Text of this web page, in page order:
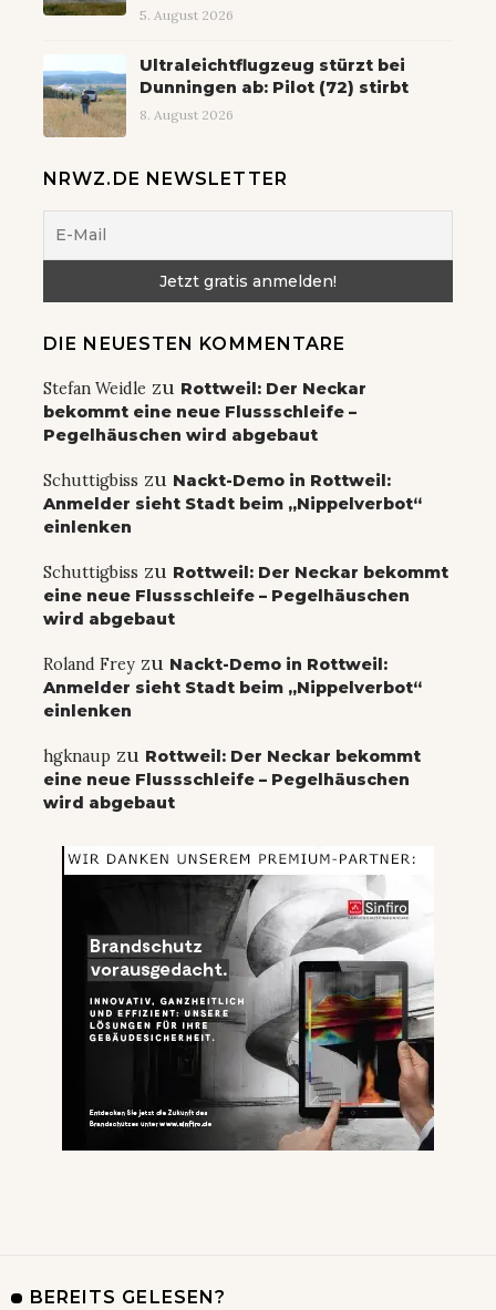
5. August 2026
Ultraleichtflugzeug stürzt bei
Dunningen ab: Pilot (72) stirbt
8. August 2026
NRWZ.DE NEWSLETTER
DIE NEUESTEN KOMMENTARE
Stefan Weidle zu Rottweil: Der Neckar
bekommt eine neue Flussschleife –
Pegelhäuschen wird abgebaut
Schuttigbiss zu Nackt-Demo in Rottweil:
Anmelder sieht Stadt beim „Nippelverbot“
einlenken
Schuttigbiss zu Rottweil: Der Neckar bekommt
eine neue Flussschleife – Pegelhäuschen
wird abgebaut
Roland Frey zu Nackt-Demo in Rottweil:
Anmelder sieht Stadt beim „Nippelverbot“
einlenken
hgknaup zu Rottweil: Der Neckar bekommt
eine neue Flussschleife – Pegelhäuschen
wird abgebaut
BEREITS GELESEN?